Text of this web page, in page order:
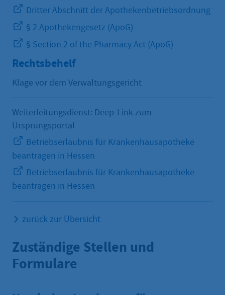
Dritter Abschnitt der Apothekenbetriebsordnung
§ 2 Apothekengesetz (ApoG)
§ Section 2 of the Pharmacy Act (ApoG)
Rechtsbehelf
Klage vor dem Verwaltungsgericht
Weiterleitungsdienst: Deep-Link zum
Ursprungsportal
Betriebserlaubnis für Krankenhausapotheke
beantragen in Hessen
Betriebserlaubnis für Krankenhausapotheke
beantragen in Hessen
zurück zur Übersicht
Zuständige Stellen und
Formulare